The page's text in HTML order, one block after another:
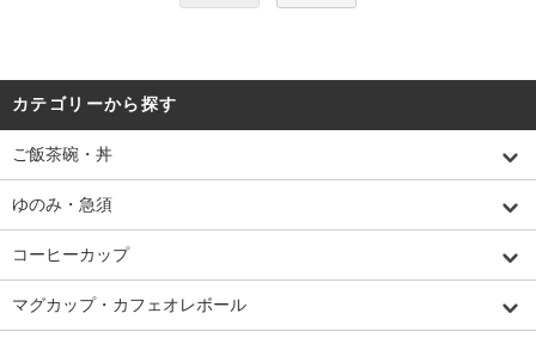
カテゴリーから探す
ご飯茶碗・丼
ゆのみ・急須
コーヒーカップ
マグカップ・カフェオレボール